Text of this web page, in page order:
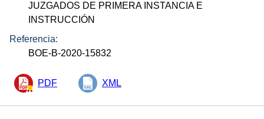
JUZGADOS DE PRIMERA INSTANCIA E
INSTRUCCIÓN
Referencia:
BOE-B-2020-15832
PDF XML